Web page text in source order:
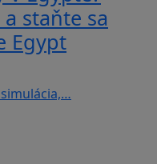
staňte sa
Egypt